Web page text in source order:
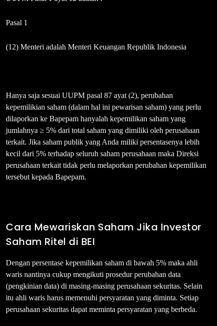
Pasal 1
(12) Menteri adalah Menteri Keuangan Republik Indonesia
Hanya saja sesuai UUPM pasal 87 ayat (2), perubahan
kepemilikian saham (dalam hal ini pewarisan saham) yang perlu
dilaporkan ke Bapepam hanyalah kepemilikan saham yang
jumlahnya ≥ 5% dari total saham yang dimiliki oleh perusahaan
terkait. Jika saham publik yang Anda miliki persentasenya lebih
kecil dari 5% terhadap seluruh saham perusahaan maka Direksi
perusahaan terkait tidak perlu melaporkan perubahan kepemilikan
tersebut kepada Bapepam.
Cara Mewariskan Saham Jika Investor
Saham Ritel di BEI
Dengan persentase kepemilikan saham di bawah 5% maka ahli
waris nantinya cukup mengikuti prosedur perubahan data
(pengkinian data) di masing-masing perusahaan sekuritas. Selain
itu ahli waris harus memenuhi persyaratan yang diminta. Setiap
perusahaan sekuritas dapat meminta persyaratan yang berbeda.